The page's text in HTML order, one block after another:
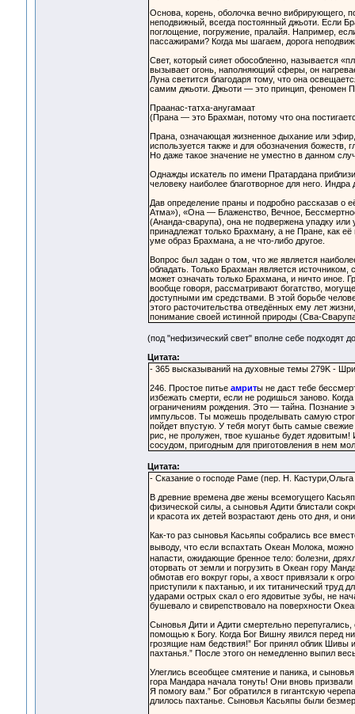
Основа, корень, оболочка вечно вибрирующего,
неподвижный, всегда постоянный джьоти. Если
поглощение, погружение, пралайя. Например,
пассажирами? Когда мы шагаем, дорога
Свет, который сияет обособленно, называется
вызывает огонь, наполняющий сферы, он
Луна светится благодаря тому, что она
самим джьоти. Джьоти — это принцип, феномен
Праанас-татха-анугамаат
(Прана — это Брахман, потому что она
Прана, означающая жизненное дыхание или
используется также и для обозначения
Но даже такое значение не уместно в данном
Однажды искатель по имени Пратардана
человеку наиболее благотворное для него.
Дав определение праны и подробно рассказав о
Атма»), «Она — Блаженство, Вечное,
(Ананда-сварупа), она не подвержена упадку
принадлежат только Брахману, а не Пране, как
уме образ Брахмана, а не что-либо другое.
Вопрос был задан о том, что же является
обладать. Только Брахман является
может означать только Брахмана, и ничто иное.
вообще говоря, рассматривают богатство,
доступными им средствами. В этой борьбе
этого расточительства отведённых ему лет
понимание своей истинной природы (Сва-
(под "нефизический свет" вполне себе подходят
Цитата:
- 365 высказываний на духовные темы 279K -
246. Простое питье амриты не даст тебе
избежать смерти, если не родишься заново.
ограничениям рождения. Это — тайна. Познание
импульсов. Ты можешь проделывать самую
пойдет впустую. У тебя могут быть самые
рис, не пролужен, твое кушанье будет ядовитым!
сосудом, пригодным для приготовления в нем
Цитата:
- Сказание о господе Раме (пер. Н.
В древние времена две жены всемогущего
физической силы, а сыновья Адити блистали
и красота их детей возрастают день ото дня, и
Как-то раз сыновья Касьяпы собрались все
выводу, что если вспахтать Океан Молока,
напасти, ожидающие бренное тело: болезни,
оторвать от земли и погрузить в Океан гору
обмотав его вокруг горы, а хвост привязали к
приступили к пахтанью, и их титанический труд
ударами острых скал о его ядовитые зубы, не
бушевало и свирепствовало на поверхности
Сыновья Дити и Адити смертельно
помощью к Богу. Когда Бог Вишну явился перед
грозящие нам бедствия!” Бог принял облик Шивы
пахтанья.” После этого он немедленно выпил
Улеглись всеобщее смятение и паника, и
гора Мандара начала тонуть! Они вновь
Я помогу вам.” Бог обратился в гигантскую
длилось пахтанье. Сыновья Касьяпы были